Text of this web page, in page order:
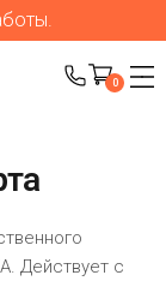
0
Действует с